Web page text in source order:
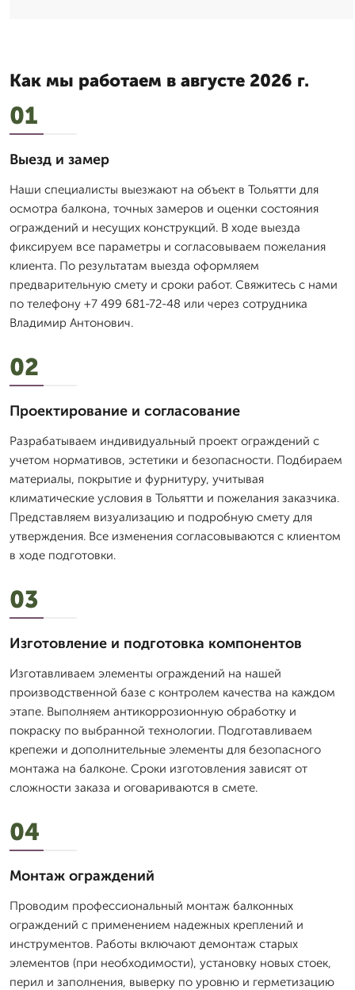
Как мы работаем в августе 2026 г.
01
Выезд и замер
Наши специалисты выезжают на объект в Тольятти для
осмотра балкона, точных замеров и оценки состояния
ограждений и несущих конструкций. В ходе выезда
фиксируем все параметры и согласовываем пожелания
клиента. По результатам выезда оформляем
предварительную смету и сроки работ. Свяжитесь с нами
по телефону +7 499 681-72-48 или через сотрудника
Владимир Антонович.
02
Проектирование и согласование
Разрабатываем индивидуальный проект ограждений с
учетом нормативов, эстетики и безопасности. Подбираем
материалы, покрытие и фурнитуру, учитывая
климатические условия в Тольятти и пожелания заказчика.
Представляем визуализацию и подробную смету для
утверждения. Все изменения согласовываются с клиентом
в ходе подготовки.
03
Изготовление и подготовка компонентов
Изготавливаем элементы ограждений на нашей
производственной базе с контролем качества на каждом
этапе. Выполняем антикоррозионную обработку и
покраску по выбранной технологии. Подготавливаем
крепежи и дополнительные элементы для безопасного
монтажа на балконе. Сроки изготовления зависят от
сложности заказа и оговариваются в смете.
04
Монтаж ограждений
Проводим профессиональный монтаж балконных
ограждений с применением надежных креплений и
инструментов. Работы включают демонтаж старых
элементов (при необходимости), установку новых стоек,
перил и заполнения, выверку по уровню и герметизацию